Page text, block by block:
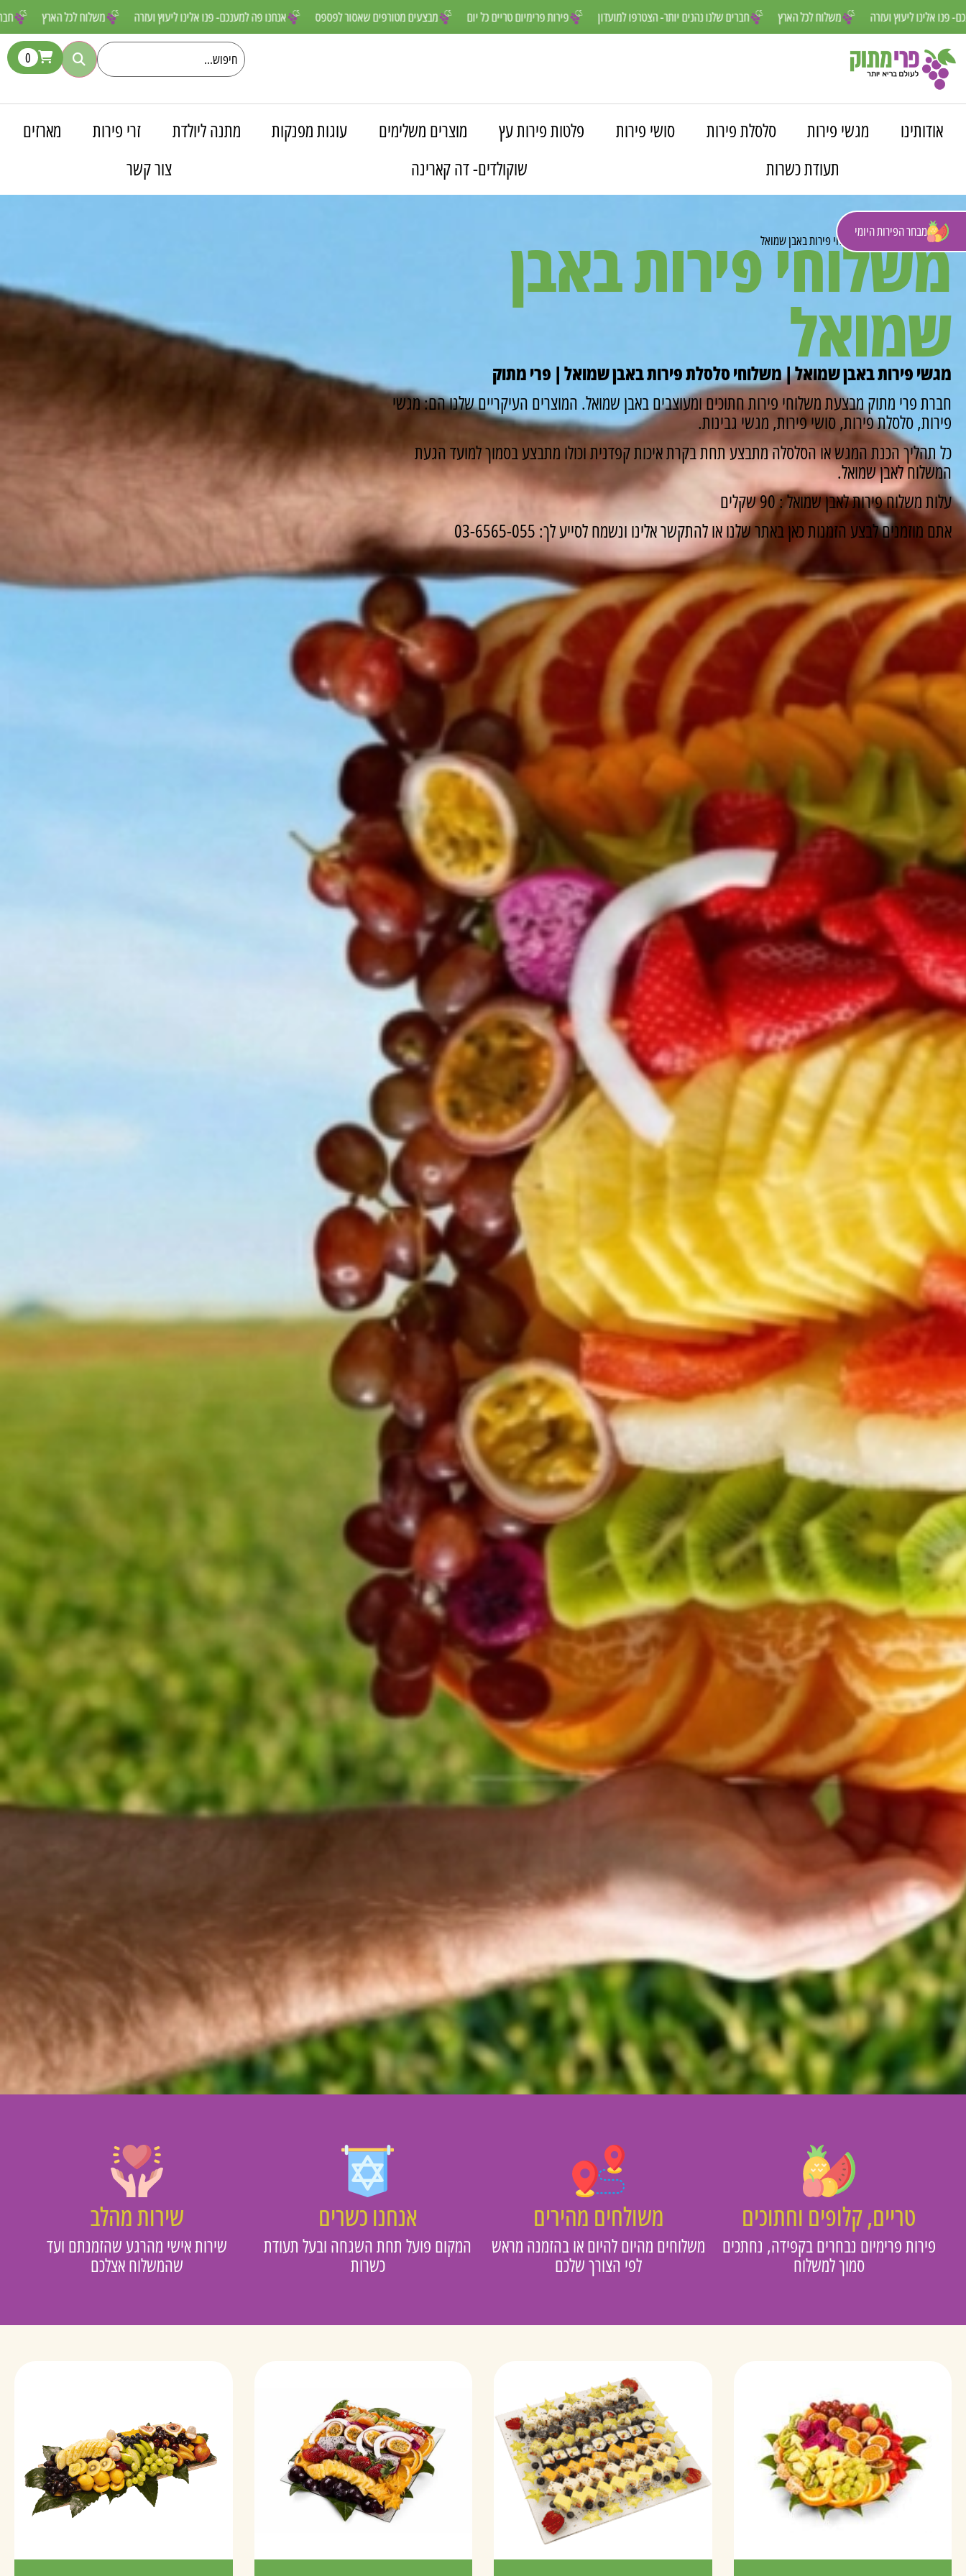
משלוח אנחנו פה למענכם- פנו אלינו ליעוץ ועזרה מבצעים מטורפים שאסור לפספס פירות פרימיום טריים כל יום חברים שלנו נהנים יותר- הצטרפו למועדון משלוח לכל הארץ אנחנו פה למענכם- פנו אלינו ליעוץ ועזרה
מבחר הפירות היומי
0
אודותינו מגשי פירות סלסלת פירות סושי פירות פלטות פירות עץ מוצרים משלימים עוגות מפנקות מתנה ליולדת זרי פירות
מארזים
תעודת כשרות
שוקולדים- דה קארינה צור קשר
פרי מתוק» משלוחים»משלוחי פירות באבן שמואל
משלוחי פירות באבן
שמואל
מגשי פירות באבן שמואל | משלוחי סלסלת פירות באבן שמואל | פרי מתוק
חברת פרי מתוק מבצעת משלוחי פירות חתוכים ומעוצבים באבן שמואל. המוצרים העיקריים שלנו הם: מגשי
פירות, סלסלת פירות, סושי פירות, מגשי גבינות.
כל תהליך הכנת המגש או הסלסלה מתבצע תחת בקרת איכות קפדנית וכולו מתבצע בסמוך למועד הגעת
המשלוח לאבן שמואל.
עלות משלוח פירות לאבן שמואל : 90 שקלים
אתם מוזמנים לבצע הזמנות כאן באתר שלנו או להתקשר אלינו ונשמח לסייע לך: 03-6565-055
טריים, קלופים וחתוכים
פירות פרימיום נבחרים בקפידה, נחתכים
סמוך למשלוח
משולחים מהירים
משלוחים מהיום להיום או בהזמנה מראש
לפי הצורך שלכם
אנחנו כשרים
המקום פועל תחת השגחה ובעל תעודת
כשרות
שירות מהלב
שירות אישי מהרגע שהזמנתם ועד
שהמשלוח אצלכם